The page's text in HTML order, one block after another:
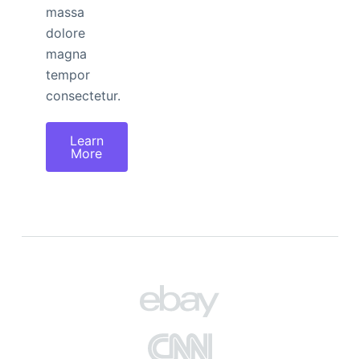
massa
dolore
magna
tempor
consectetur.
Learn
More